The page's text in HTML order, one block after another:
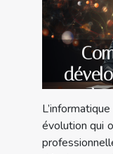
et
évolution qui